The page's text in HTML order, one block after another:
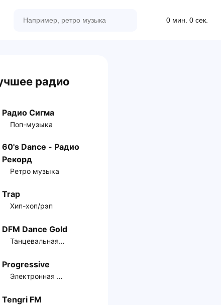
0 мин. 0 сек.
радио
Радио Сигма
Поп-музыка
60's Dance - Радио
Рекорд
Ретро музыка
Trap
Хип-хоп/рэп
DFM Dance Gold
Танцевальная музыка
Progressive
Электронная музыка
Tengri FM